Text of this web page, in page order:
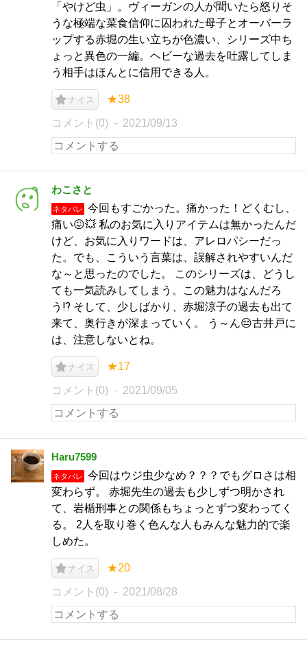
「やけど虫」。ヴィーガンの人が聞いたら怒りそ
うな極端な菜食信仰に囚われた母子とオーバーラ
ップする赤堀の生い立ちが色濃い、シリーズ中ち
ょっと異色の一編。ヘビーな過去を吐露してしま
う相手はほんとに信用できる人。
ナイス ★38
コメント(0) 2021/09/13
わこさと
ネタバレ
今回もすごかった。痛かった！どくむし、
痛い😖💥 私のお気に入りアイテムは無かったんだ
けど、お気に入りワードは、アレロパシーだっ
た。でも、こういう言葉は、誤解されやすいんだ
な～と思ったのでした。 このシリーズは、どうし
ても一気読みしてしまう。この魅力はなんだろ
う⁉️ そして、少しばかり、赤堀涼子の過去も出て
来て、奥行きが深まっていく。 う～ん😔古井戸に
は、注意しないとね。
ナイス ★17
コメント(0) 2021/09/05
Haru7599
ネタバレ
今回はウジ虫少なめ？？？でもグロさは相
変わらず。 赤堀先生の過去も少しずつ明かされ
て、岩楯刑事との関係もちょっとずつ変わってく
る。 2人を取り巻く色んな人もみんな魅力的で楽
しめた。
ナイス ★20
コメント(0) 2021/08/28